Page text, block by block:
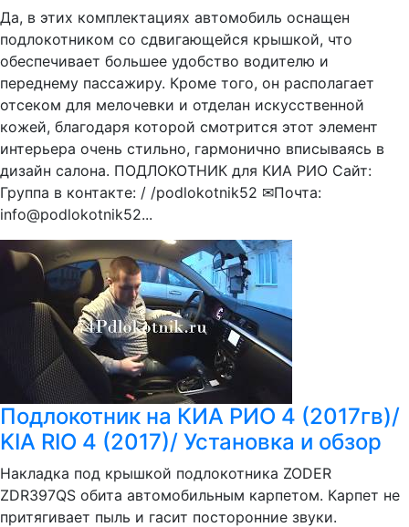
Да, в этих комплектациях автомобиль оснащен
подлокотником со сдвигающейся крышкой, что
обеспечивает большее удобство водителю и
переднему пассажиру. Кроме того, он располагает
отсеком для мелочевки и отделан искусственной
кожей, благодаря которой смотрится этот элемент
интерьера очень стильно, гармонично вписываясь в
дизайн салона. ПОДЛОКОТНИК для КИА РИО Сайт:
Группа в контакте: / /podlokotnik52 ✉Почта:
info@podlokotnik52...
Подлокотник на КИА РИО 4 (2017гв)/
KIA RIO 4 (2017)/ Установка и обзор
Накладка под крышкой подлокотника ZODER
ZDR397QS обита автомобильным карпетом. Карпет не
притягивает пыль и гасит посторонние звуки.